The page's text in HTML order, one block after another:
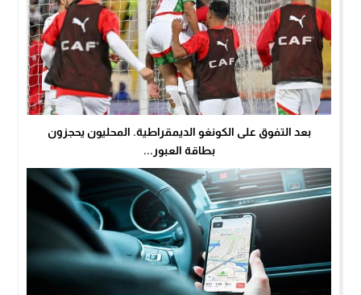
بعد التفوق على الكونغو الديمقراطية. المحليون يحجزون
بطاقة العبور...